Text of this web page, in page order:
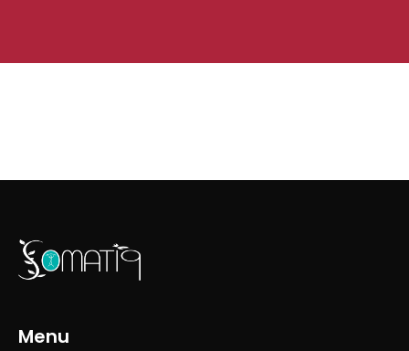
Menu